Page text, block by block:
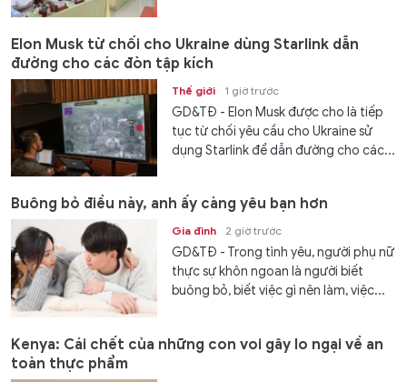
Elon Musk từ chối cho Ukraine dùng Starlink dẫn
đường cho các đòn tập kích
Thế giới 1 giờ trước
GD&TĐ - Elon Musk được cho là tiếp
tục từ chối yêu cầu cho Ukraine sử
dụng Starlink để dẫn đường cho các...
Buông bỏ điều này, anh ấy càng yêu bạn hơn
Gia đình 2 giờ trước
GD&TĐ - Trong tình yêu, người phụ nữ
thực sự khôn ngoan là người biết
buông bỏ, biết việc gì nên làm, việc...
Kenya: Cái chết của những con voi gây lo ngại về an
toàn thực phẩm